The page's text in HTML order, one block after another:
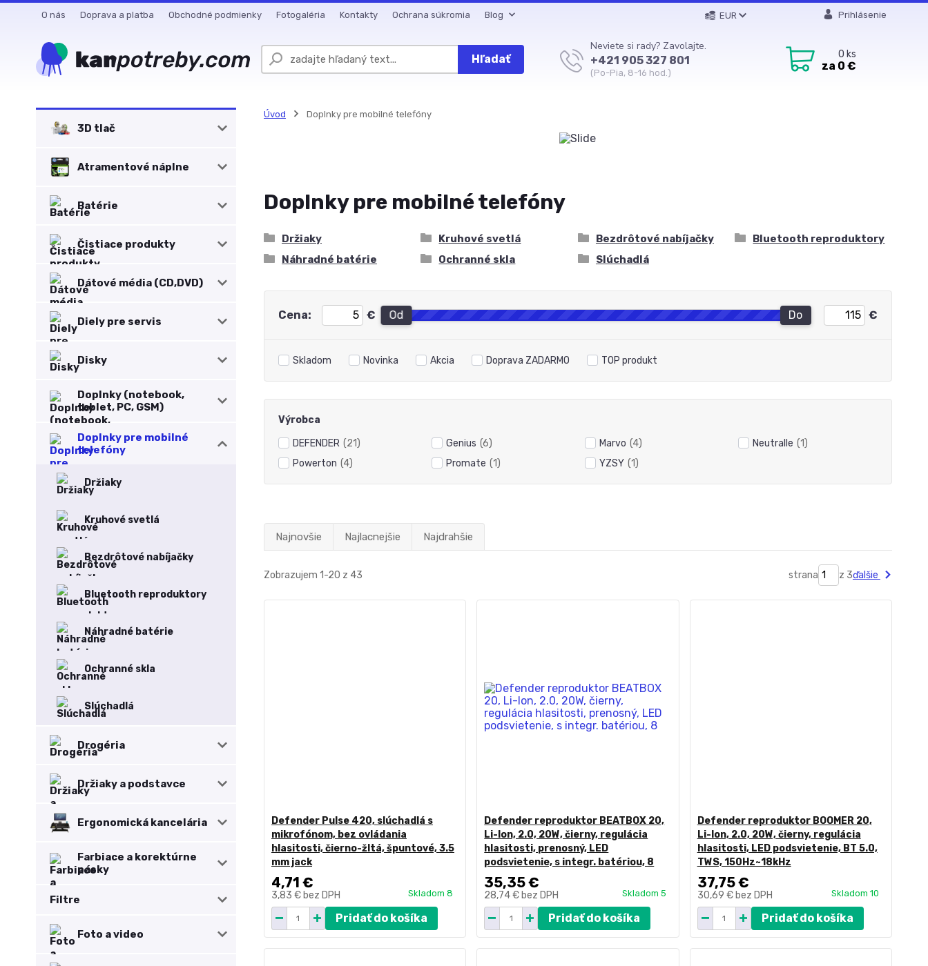
O nás Doprava a platba Obchodné podmienky Fotogaléria Kontakty Ochrana súkromia Blog EUR Prihlásenie
Hľadať
Neviete si rady? Zavolajte.
+421 905 327 801
(Po-Pia, 8-16 hod.)
0 ks
za 0 €
3D tlač
Atramentové náplne
Batérie
Čistiace produkty
Dátové média (CD,DVD)
Diely pre servis
Disky
Doplnky (notebook,
tablet, PC, GSM)
Doplnky pre mobilné
telefóny
Držiaky
Kruhové svetlá
Bezdrôtové nabíjačky
Bluetooth reproduktory
Náhradné batérie
Ochranné skla
Slúchadlá
Drogéria
Držiaky a podstavce
Ergonomická kancelária
Farbiace a korektúrne
pásky
Filtre
Foto a video
Úvod Doplnky pre mobilné telefóny
Doplnky pre mobilné telefóny
Držiaky Kruhové svetlá Bezdrôtové nabíjačky
Bluetooth reproduktory
Náhradné batérie
Ochranné skla Slúchadlá
Cena: € Od Do €
Skladom Novinka Akcia Doprava ZADARMO TOP produkt
Výrobca
DEFENDER (21) Genius (6) Marvo (4) Neutralle (1)
Powerton (4) Promate (1) YZSY (1)
Najnovšie Najlacnejšie Najdrahšie
Zobrazujem 1-20 z 43 strana z 3ďalšie
Defender Pulse 420, slúchadlá s
mikrofónom, bez ovládania
hlasitosti, čierno-žltá, špuntové, 3.5
mm jack
4,71 €
3,83 € bez DPH Skladom 8
Pridať do košíka
Defender reproduktor BEATBOX 20,
Li-Ion, 2.0, 20W, čierny, regulácia
hlasitosti, prenosný, LED
podsvietenie, s integr. batériou, 8
35,35 €
28,74 € bez DPH Skladom 5
Pridať do košíka
Defender reproduktor BOOMER 20,
Li-Ion, 2.0, 20W, čierny, regulácia
hlasitosti, LED podsvietenie, BT 5.0,
TWS, 150Hz~18kHz
37,75 €
30,69 € bez DPH Skladom 10
Pridať do košíka